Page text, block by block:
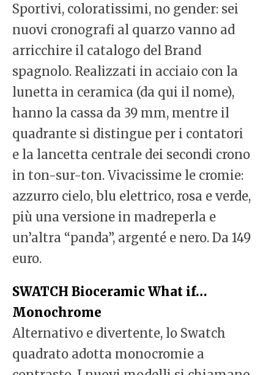
Sportivi, coloratissimi, no gender: sei
nuovi cronografi al quarzo vanno ad
arricchire il catalogo del Brand
spagnolo. Realizzati in acciaio con la
lunetta in ceramica (da qui il nome),
hanno la cassa da 39 mm, mentre il
quadrante si distingue per i contatori
e la lancetta centrale dei secondi crono
in ton-sur-ton. Vivacissime le cromie:
azzurro cielo, blu elettrico, rosa e verde,
più una versione in madreperla e
un’altra “panda”, argenté e nero. Da 149
euro.
SWATCH Bioceramic What if…
Monochrome
Alternativo e divertente, lo Swatch
quadrato adotta monocromie a